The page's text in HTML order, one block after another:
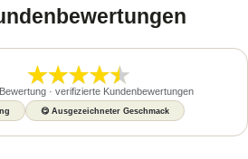
· verifizierte Kundenbewertungen
😋Ausgezeichneter Geschmack